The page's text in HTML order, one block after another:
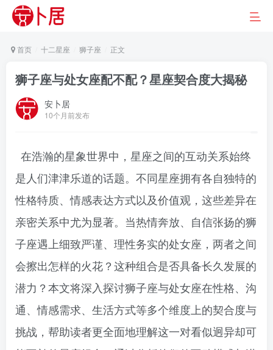
首页 十二星座 狮子座 正文
狮子座与处女座配不配？星座契合度大揭秘
安卜居
10个月前发布
在浩瀚的星象世界中，星座之间的互动关系始终
是人们津津乐道的话题。不同星座拥有各自独特的
性格特质、情感表达方式以及价值观，这些差异在
亲密关系中尤为显著。当热情奔放、自信张扬的狮
子座遇上细致严谨、理性务实的处女座，两者之间
会擦出怎样的火花？这种组合是否具备长久发展的
潜力？本文将深入探讨狮子座与处女座在性格、沟
通、情感需求、生活方式等多个维度上的契合度与
挑战，帮助读者更全面地理解这一对看似迥异却可